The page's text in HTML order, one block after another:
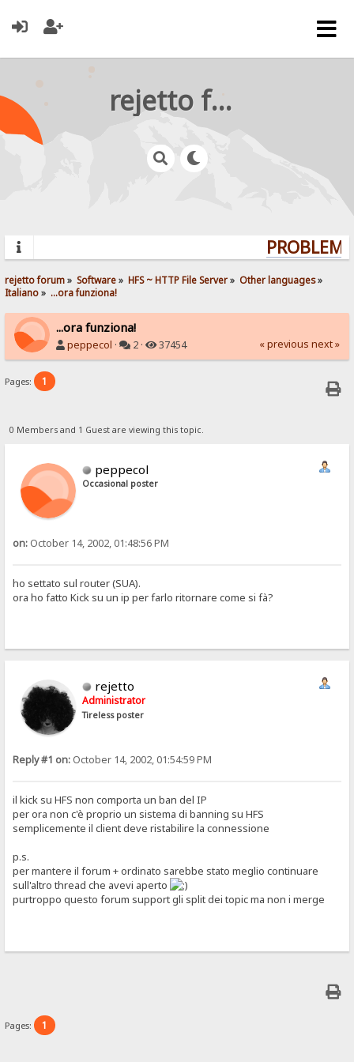
rejetto forum
rejetto forum» Software» HFS ~ HTTP File Server» Other languages»
Italiano» ...ora funziona!
...ora funziona!
peppecol · 2 · 37454 « previous next »
Pages: 1
0 Members and 1 Guest are viewing this topic.
peppecol
Occasional poster
on: October 14, 2002, 01:48:56 PM
ho settato sul router (SUA).
ora ho fatto Kick su un ip per farlo ritornare come si fà?
rejetto
Administrator
Tireless poster
Reply #1 on: October 14, 2002, 01:54:59 PM
il kick su HFS non comporta un ban del IP
per ora non c'è proprio un sistema di banning su HFS
semplicemente il client deve ristabilire la connessione
p.s.
per mantere il forum + ordinato sarebbe stato meglio continuare
sull'altro thread che avevi aperto
purtroppo questo forum support gli split dei topic ma non i merge
Pages: 1